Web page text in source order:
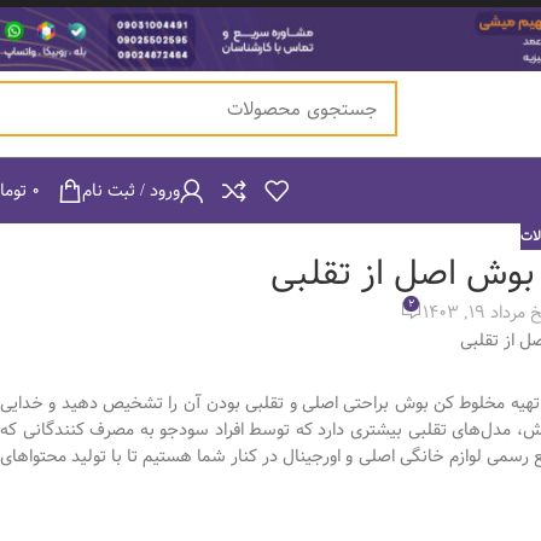
ورود / ثبت نام ۰
19, 1403
2
مخلوط کن بوش براحتی اصلی و تقلبی بودن آن را تشخیص دهید و خدایی
مدل‌های تقلبی بیشتری دارد که توسط افراد سودجو به مصرف کنندگانی که
لوازم خانگی اصلی و اورجینال در کنار شما هستیم تا با تولید محتواهای